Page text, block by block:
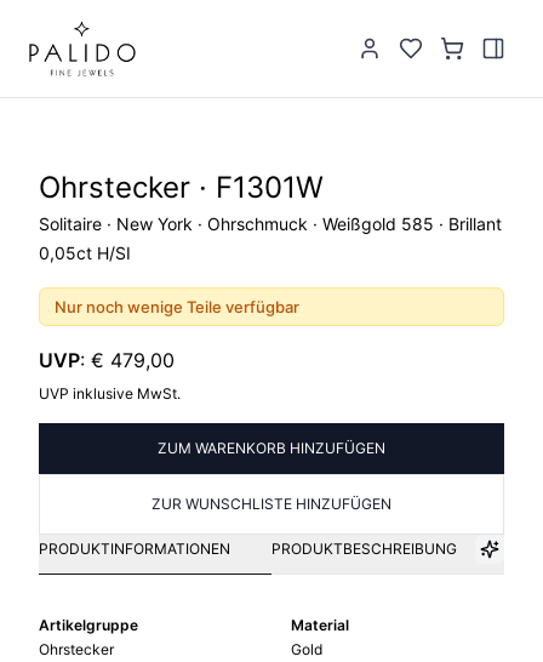
Ohrstecker · F1301W
Solitaire · New York · Ohrschmuck · Weißgold 585 · Brillant
0,05ct H/SI
Nur noch wenige Teile verfügbar
UVP: € 479,00
UVP inklusive MwSt.
ZUM WARENKORB HINZUFÜGEN
ZUR WUNSCHLISTE HINZUFÜGEN
PRODUKTINFORMATIONEN PRODUKTBESCHREIBUNG
Artikelgruppe
Ohrstecker
Material
Gold